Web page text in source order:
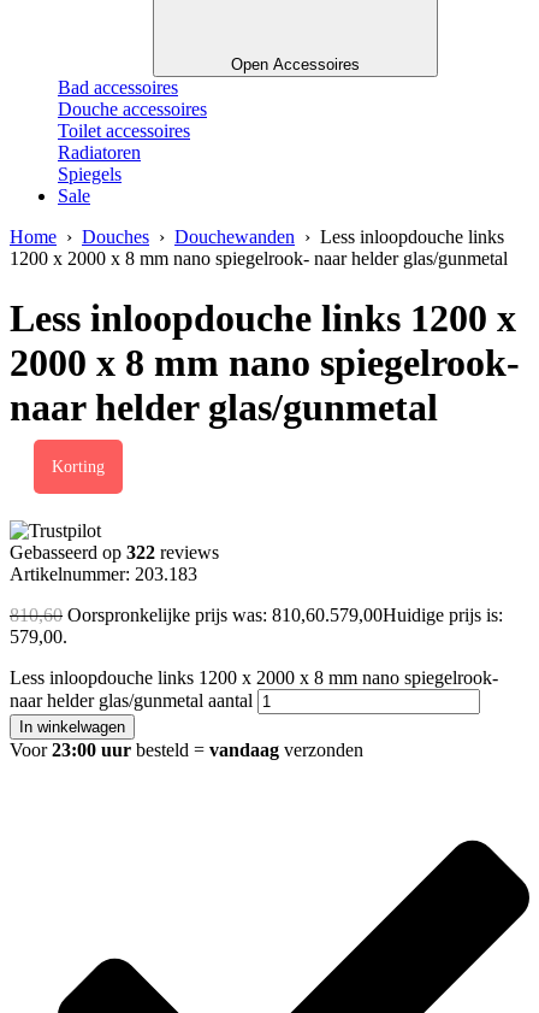
Open Accessoires
Bad accessoires
Douche accessoires
Toilet accessoires
Radiatoren
Spiegels
Sale
Home › Douches › Douchewanden › Less inloopdouche links
1200 x 2000 x 8 mm nano spiegelrook- naar helder glas/gunmetal
Less inloopdouche links 1200 x
2000 x 8 mm nano spiegelrook-
naar helder glas/gunmetal
Korting
Gebasseerd op 322 reviews
Artikelnummer: 203.183
810,60 Oorspronkelijke prijs was: 810,60.579,00Huidige prijs is:
579,00.
Less inloopdouche links 1200 x 2000 x 8 mm nano spiegelrook-
naar helder glas/gunmetal aantal
In winkelwagen
Voor23:00 uur besteld = vandaag verzonden